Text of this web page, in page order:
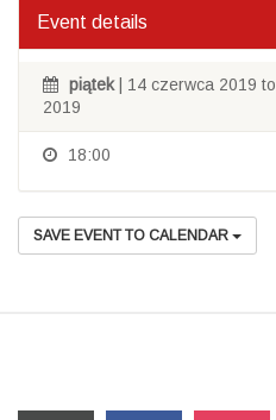
Event details
piątek| 14 czerwca 2019 to
2019
18:00
SAVE EVENT TO CALENDAR